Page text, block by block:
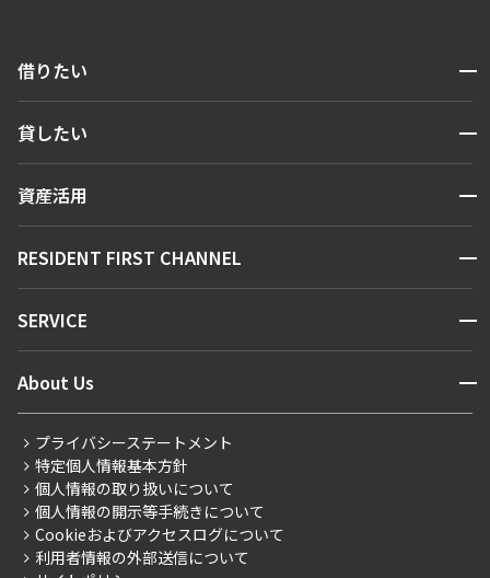
より詳細な絞り込み
できます
設定する
お部屋を再検索
借りたい 開閉
人気エリアから探す
新着情報から探す
新着募集情報
こだわりから探す
こだわり一覧
プレミアムマンション
新築
当社限定（港区・渋谷区）
貸したい 開閉
お問い合わせ
資産活用 開閉
お問い合わせ
RESIDENT FIRST CHANNEL 開閉
マンションレポート
住まいのコラム
SERVICE 開閉
会員ページ
ご入居・提携サービス
お部屋探しからご契約まで
よくあるご質問
社宅紹介
About Us 開閉
会社情報
事業案内
採用情報
ニュースリリース
プライバシーステートメント
特定個人情報基本方針
個人情報の取り扱いについて
個人情報の開示等手続きについて
Cookieおよびアクセスログについて
利用者情報の外部送信について